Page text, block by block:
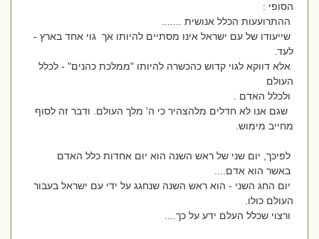
הסופי :
ההתרועעות הכלל אנושית .......
שייעודו של עם ישראל אינו מסתיים להיותו אך גוי אחד בארץ -
לעד.
אלא דווקא לגוי קדוש כהכשרה להיותו "ממלכת כהנים" - לכלל
העולם
ולכלל האדם .
שגם אנו לא חדלים מלהצהיר כי ה' מלך העולם. ודבר זה לסוף
מחייב מימוש.
לפיכך, יום שני של ראש השנה הוא יום אחדות כלל האדם
באשר הוא אדם....
יום החג השני - הוא ראש השנה שנחגג על ידי עם ישראל בעבור
העולם כולו.
ורצוי שכלל העלם ידע על כך....